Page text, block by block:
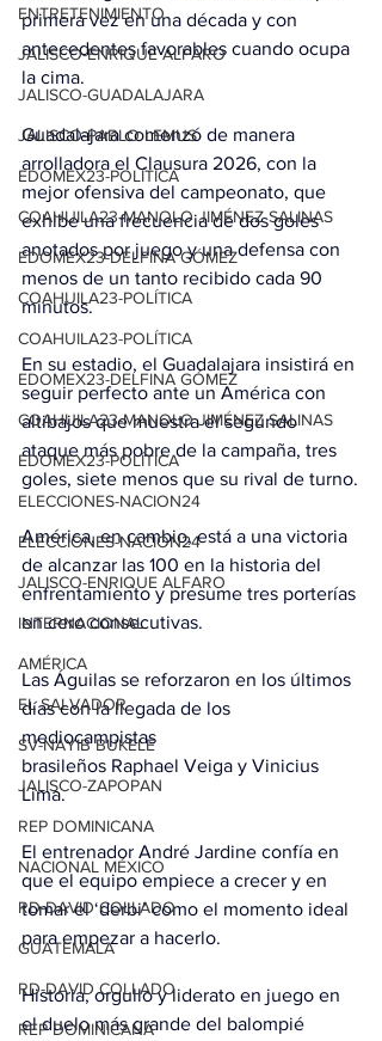
ENTRETENIMIENTO
JALISCO-ENRIQUE ALFARO
JALISCO-GUADALAJARA
JALISCO-PABLO LEMUS
EDOMEX23-POLÍTICA
COAHUILA23-MANOLO JIMÉNEZ SALINAS
EDOMEX23-DELFINA GÓMEZ
COAHUILA23-POLÍTICA
COAHUILA23-POLÍTICA
EDOMEX23-DELFINA GÓMEZ
COAHUILA23-MANOLO JIMÉNEZ SALINAS
EDOMEX23-POLÍTICA
ELECCIONES-NACION24
ELECCIONES-NACION24
JALISCO-ENRIQUE ALFARO
INTERNACIONAL
AMÉRICA
EL SALVADOR
SV-NAYIB BUKELE
JALISCO-ZAPOPAN
REP DOMINICANA
NACIONAL MÉXICO
RD-DAVID COLLADO
GUATEMALA
RD-DAVID COLLADO
REP DOMINICANA
primera vez en una década y con
antecedentes favorables cuando ocupa
la cima.
Guadalajara comenzó de manera
arrolladora el Clausura 2026, con la
mejor ofensiva del campeonato, que
exhibe una frecuencia de dos goles
anotados por juego y una defensa con
menos de un tanto recibido cada 90
minutos.
En su estadio, el Guadalajara insistirá en
seguir perfecto ante un América con
altibajos que muestra el segundo
ataque más pobre de la campaña, tres
goles, siete menos que su rival de turno.
América, en cambio, está a una victoria
de alcanzar las 100 en la historia del
enfrentamiento y presume tres porterías
en cero consecutivas.
Las Águilas se reforzaron en los últimos
días con la llegada de los
mediocampistas
brasileños Raphael Veiga y Vinicius
Lima.
El entrenador André Jardine confía en
que el equipo empiece a crecer y en
tomar el ‘derbi’ como el momento ideal
para empezar a hacerlo.
Historia, orgullo y liderato en juego en
el duelo más grande del balompié